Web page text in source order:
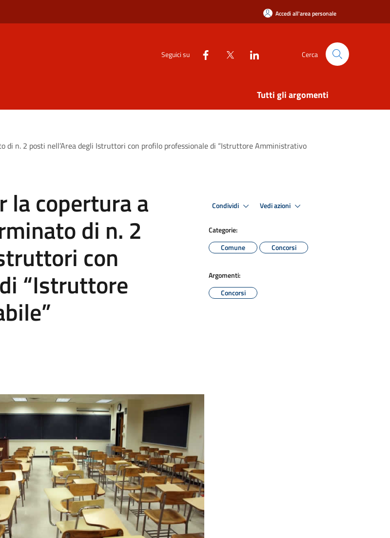
Accedi all'area personale
Seguici su Cerca
Tutti gli argomenti
di n. 2 posti nell’Area degli Istruttori con profilo professionale di “Istruttore Amministrativo
la copertura a
di n. 2
con
“Istruttore
Condividi Vedi azioni
Categorie:
Comune
Concorsi
Argomenti:
Concorsi